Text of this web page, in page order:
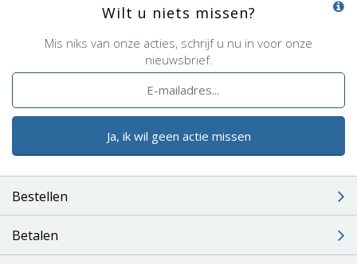
Wilt u niets missen?
Mis niks van onze acties, schrijf u nu in voor onze
nieuwsbrief.
Ja, ik wil geen actie missen
Bestellen
Betalen